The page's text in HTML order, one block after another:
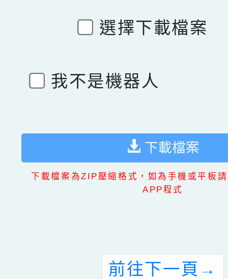
選擇下載檔案
我不是機器人
下載檔案
下載檔案為ZIP壓縮格式，如為手機或平板
APP程式
前往下一頁 →